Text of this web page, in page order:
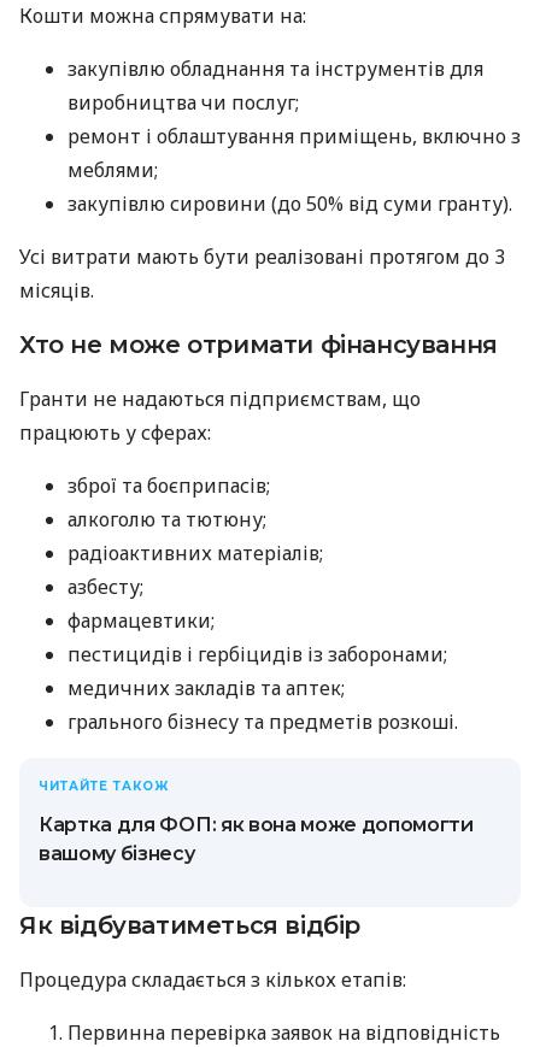
Кошти можна спрямувати на:
закупівлю обладнання та інструментів для
виробництва чи послуг;
ремонт і облаштування приміщень, включно з
меблями;
закупівлю сировини (до 50% від суми гранту).
Усі витрати мають бути реалізовані протягом до 3
місяців.
Хто не може отримати фінансування
Гранти не надаються підприємствам, що
працюють у сферах:
зброї та боєприпасів;
алкоголю та тютюну;
радіоактивних матеріалів;
азбесту;
фармацевтики;
пестицидів і гербіцидів із заборонами;
медичних закладів та аптек;
грального бізнесу та предметів розкоші.
ЧИТАЙТЕ ТАКОЖ
Картка для ФОП: як вона може допомогти
вашому бізнесу
Як відбуватиметься відбір
Процедура складається з кількох етапів:
Первинна перевірка заявок на відповідність